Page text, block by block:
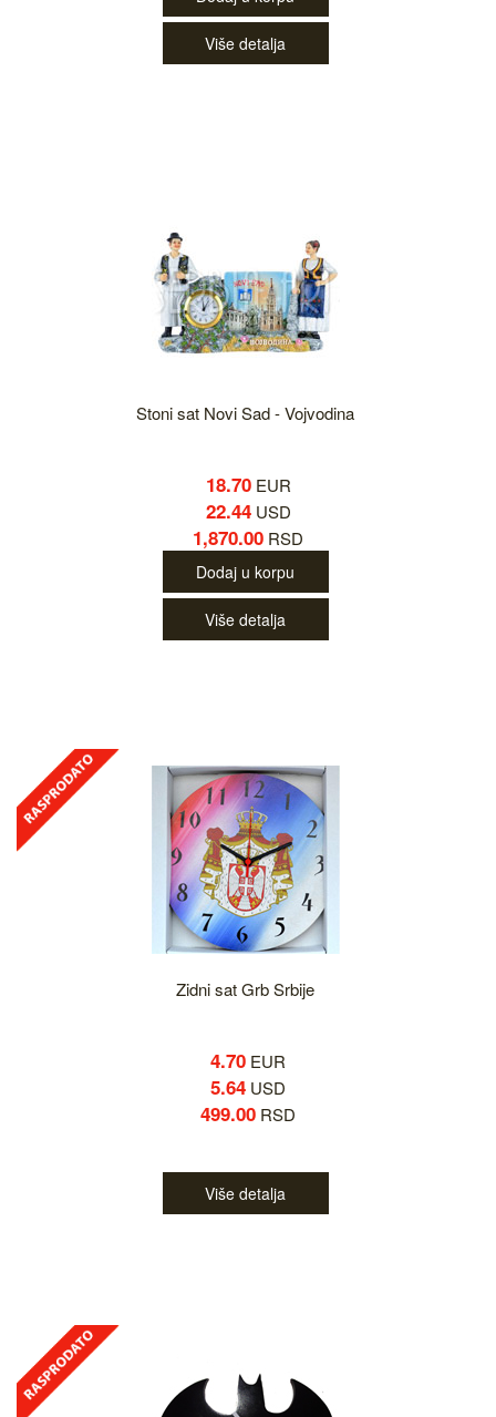
Više detalja
Stoni sat Novi Sad - Vojvodina
18.70EUR
22.44USD
1,870.00 RSD
Dodaj u korpu
Više detalja
Zidni sat Grb Srbije
4.70 EUR
5.64 USD
499.00 RSD
Više detalja